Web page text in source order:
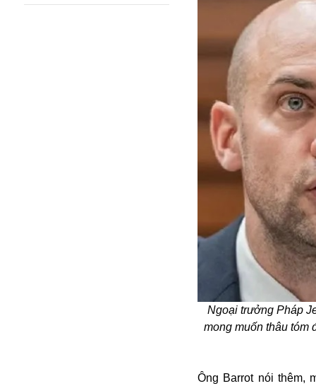
Ngoại trưởng Pháp
mong muốn thâu tóm
Ông Barrot nói thêm,